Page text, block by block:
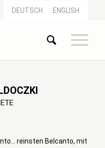
DEUTSCH ENGLISH
reinsten Belcanto, mit